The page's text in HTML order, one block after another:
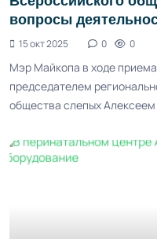
вопросы
15 окт 2025 0 0
Мэр Майкопа в ходе
председателем
общества слепых